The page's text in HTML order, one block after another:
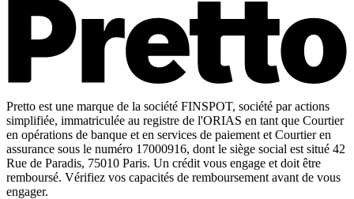
Pretto est une marque de la société FINSPOT, société par actions
simplifiée, immatriculée au registre de l'ORIAS en tant que Courtier
en opérations de banque et en services de paiement et Courtier en
assurance sous le numéro 17000916, dont le siège social est situé 42
Rue de Paradis, 75010 Paris. Un crédit vous engage et doit être
remboursé. Vérifiez vos capacités de remboursement avant de vous
engager.